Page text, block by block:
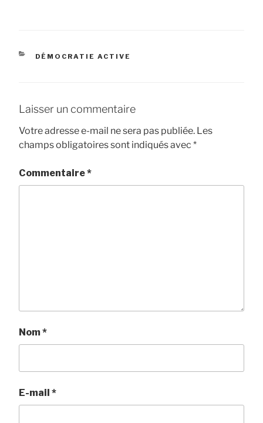
CATÉGORIES
DÉMOCRATIE ACTIVE
Laisser un commentaire
Votre adresse e-mail ne sera pas publiée. Les
champs obligatoires sont indiqués avec *
Commentaire*
Nom*
E-mail *